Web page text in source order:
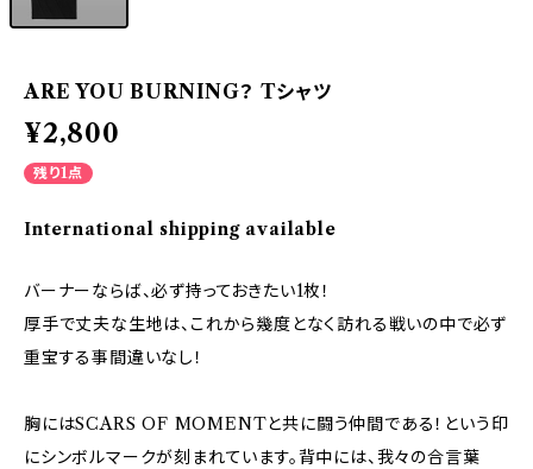
ARE YOU BURNING？ Tシャツ
¥2,800
残り1点
International shipping available
バーナーならば、必ず持っておきたい1枚！
厚手で丈夫な生地は、これから幾度となく訪れる戦いの中で必ず
重宝する事間違いなし！
胸にはSCARS OF MOMENTと共に闘う仲間である！という印
にシンボルマークが刻まれています。背中には、我々の合言葉